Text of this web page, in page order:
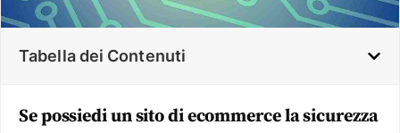
Tabella dei Contenuti
Se possiedi un sito di ecommerce la sicurezza